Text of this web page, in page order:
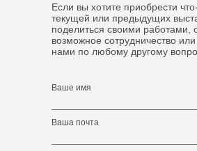
Ваше имя
Ваша почта
Если вы хотите приобрести
текущей или предыдущих
поделиться своими работами,
возможное сотрудничество или
нами по любому другому